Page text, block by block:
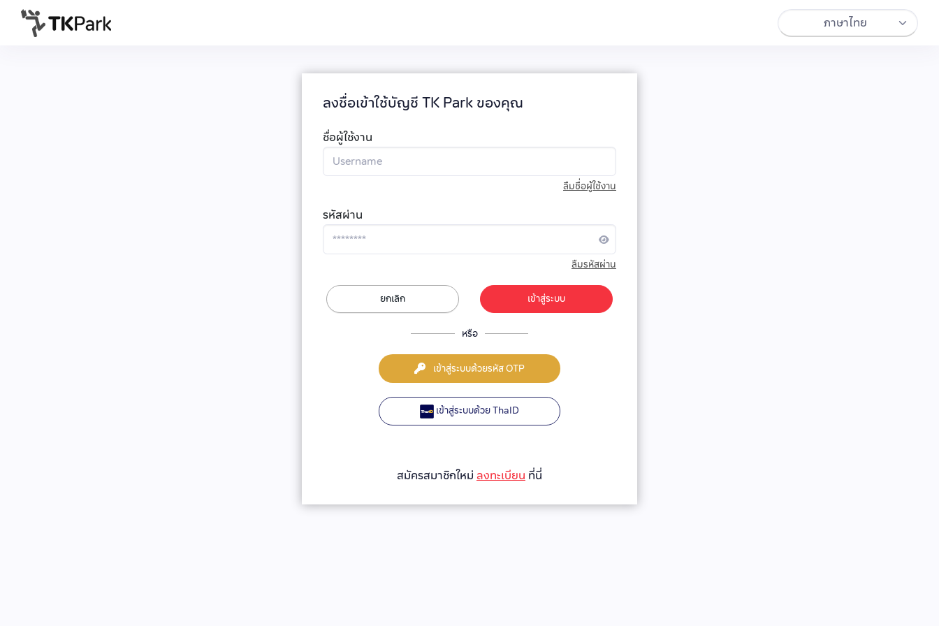
ลงชื่อเข้าใช้บัญชี TK Park ของคุณ
ชื่อผู้ใช้งาน
ลืมชื่อผู้ใช้งาน
รหัสผ่าน
ลืมรหัสผ่าน
เข้าสู่ระบบ
ยกเลิก
หรือ
เข้าสู่ระบบด้วยรหัส OTP
เข้าสู่ระบบด้วย ThaID
สมัครสมาชิกใหม่ ลงทะเบียน ที่นี่